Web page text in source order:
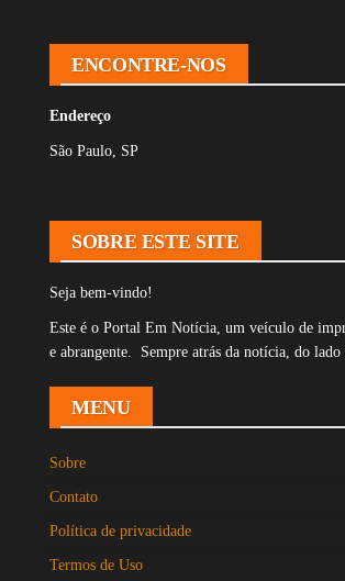
ENCONTRE-NOS
Endereço
São Paulo, SP
SOBRE ESTE SITE
Seja bem-vindo!
Este é o Portal Em Notícia, um veículo de
e abrangente. Sempre atrás da notícia, do lado
MENU
Sobre
Contato
Política de privacidade
Termos de Uso